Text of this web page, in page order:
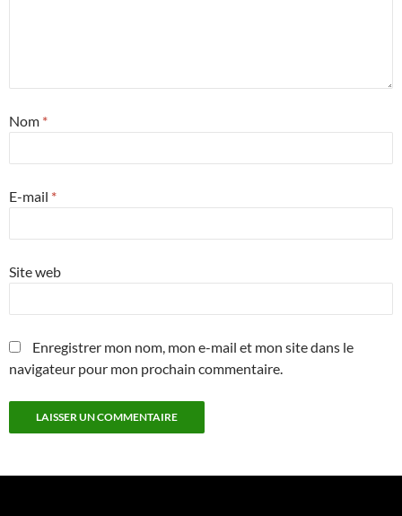
Nom *
E-mail *
Site web
Enregistrer mon nom, mon e-mail et mon site dans le
navigateur pour mon prochain commentaire.